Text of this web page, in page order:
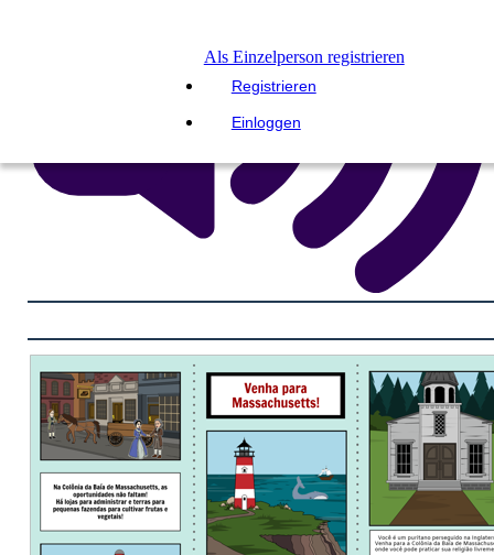
Als Einzelperson registrieren
Registrieren
Einloggen